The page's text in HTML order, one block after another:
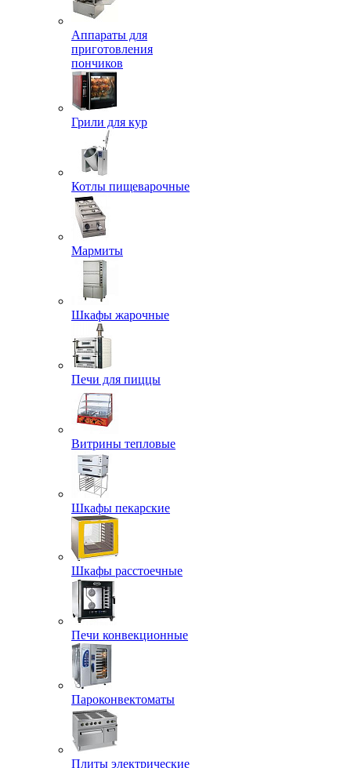
Аппараты для
приготовления
пончиков
Грили для кур
Котлы пищеварочные
Мармиты
Шкафы жарочные
Печи для пиццы
Витрины тепловые
Шкафы пекарские
Шкафы расстоечные
Печи конвекционные
Пароконвектоматы
Плиты электрические